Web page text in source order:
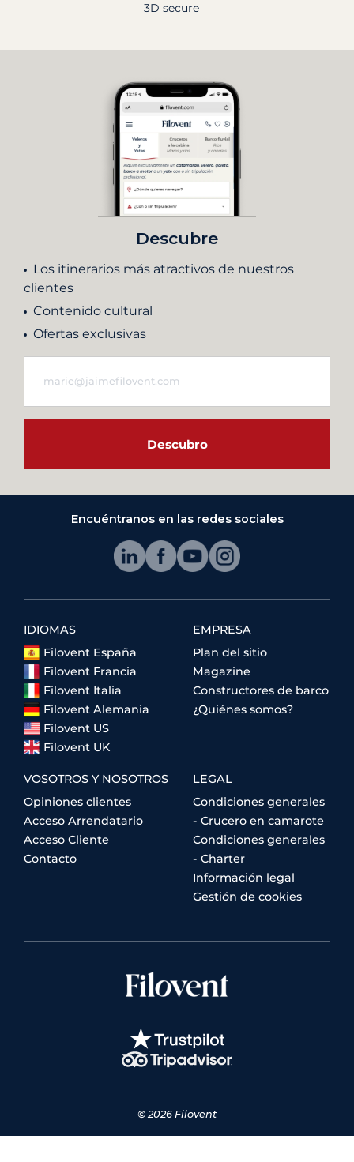
3D secure
Descubre
Los itinerarios más atractivos de nuestros
clientes
Contenido cultural
Ofertas exclusivas
Descubro
Encuéntranos en las redes sociales
IDIOMAS
Filovent España
Filovent Francia
Filovent Italia
Filovent Alemania
Filovent US
Filovent UK
EMPRESA
Plan del sitio
Magazine
Constructores de barco
¿Quiénes somos?
VOSOTROS Y NOSOTROS
Opiniones clientes
Acceso Arrendatario
Acceso Cliente
Contacto
LEGAL
Condiciones generales
- Crucero en camarote
Condiciones generales
- Charter
Información legal
Gestión de cookies
© 2026 Filovent